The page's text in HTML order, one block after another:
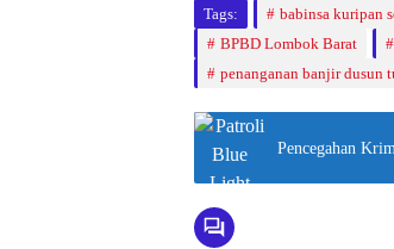
Tags: babinsa kuripan
BPBD Lombok Barat
penanganan banjir dusun
Pencegahan